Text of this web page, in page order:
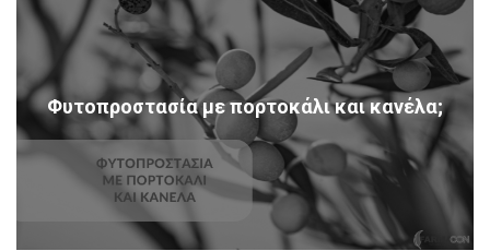
Φυτοπροστασία με πορτοκάλι και κανέλα;